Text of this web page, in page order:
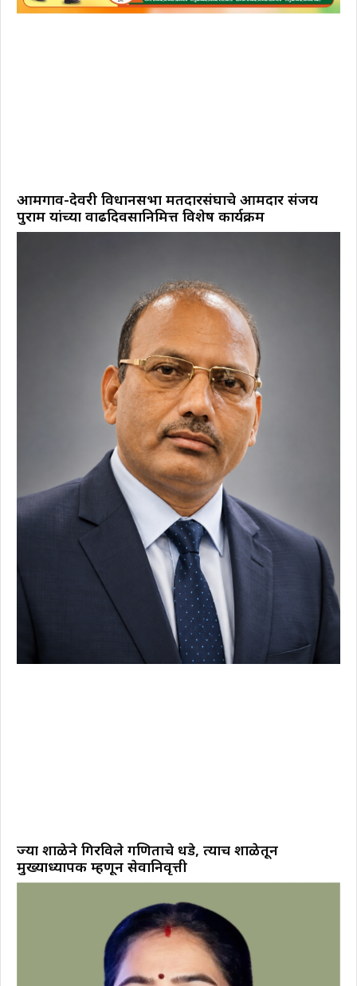
आमगाव-देवरी विधानसभा मतदारसंघाचे आमदार संजय
पुराम यांच्या वाढदिवसानिमित्त विशेष कार्यक्रम
ज्या शाळेने गिरविले गणिताचे धडे, त्याच शाळेतून
मुख्याध्यापक म्हणून सेवानिवृत्ती